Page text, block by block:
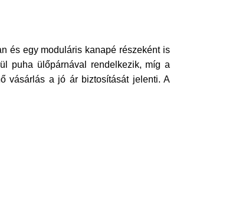
és egy moduláris kanapé részeként is
puha ülőpárnával rendelkezik, míg a
vásárlás a jó ár biztosítását jelenti. A